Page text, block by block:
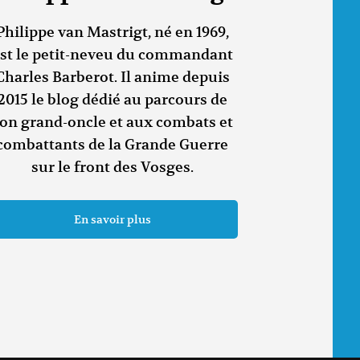
van Mastrigt, né en 1969,
le petit-neveu du commandant
Barberot. Il anime depuis
le blog dédié au parcours de
grand-oncle et aux combats et
de la Grande Guerre
sur le front des Vosges.
En savoir plus